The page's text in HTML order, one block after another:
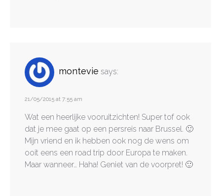
montevie says:
21/05/2015 at 7:55 am
Wat een heerlijke vooruitzichten! Super tof ook
dat je mee gaat op een persreis naar Brussel. 🙂
Mijn vriend en ik hebben ook nog de wens om
ooit eens een road trip door Europa te maken.
Maar wanneer… Haha! Geniet van de voorpret! 🙂